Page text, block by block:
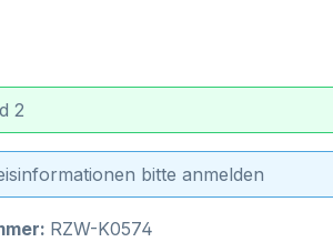
2
bitte anmelden
RZW-K0574